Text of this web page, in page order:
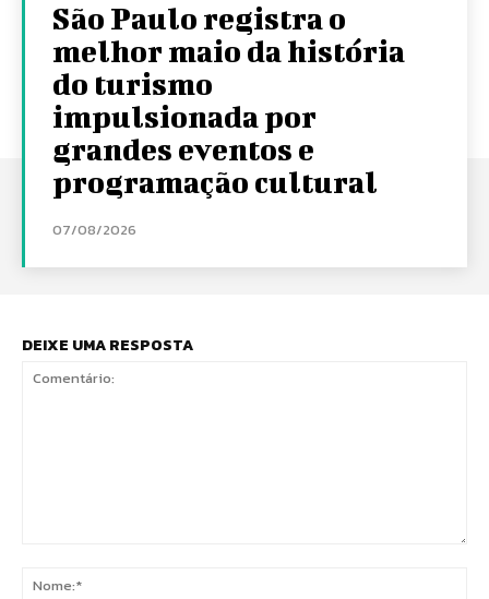
São Paulo registra o
melhor maio da história
do turismo
impulsionada por
grandes eventos e
programação cultural
07/08/2026
DEIXE UMA RESPOSTA